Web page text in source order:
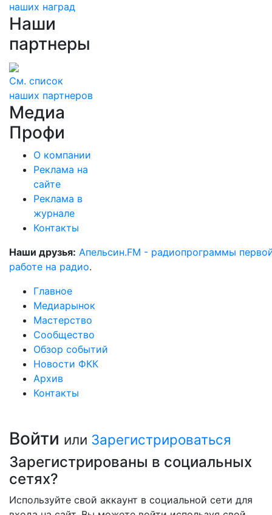
наших наград
Наши
партнеры
См. список
наших партнеров
Медиа
Профи
О компании
Реклама на
сайте
Реклама в
журнале
Контакты
Наши друзья: Апельсин.FM - радиопрограммы
работе на радио.
Главное
Медиарынок
Мастерство
Сообщество
Обзор событий
Новости ФКК
Архив
Контакты
Войти или Зарегистрироваться
Зарегистрированы в социальных
сетях?
Используйте свой аккаунт в социальной сети для